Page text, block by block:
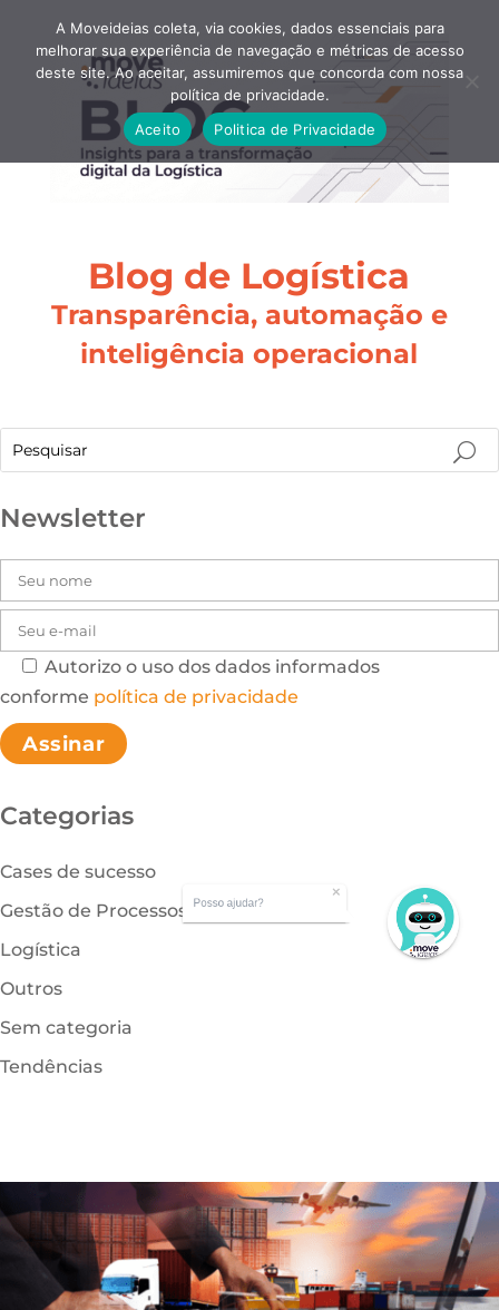
Blog de Logística
Transparência, automação e
inteligência operacional
Newsletter
Autorizo o uso dos dados informados
conforme política de privacidadePlease leave this field
Categorias
Cases de sucesso
Gestão de Processos
Logística
Outros
Sem categoria
Tendências
A Moveideias coleta, via cookies, dados essenciais para
melhorar sua experiência de navegação e métricas de acesso
deste site. Ao aceitar, assumiremos que concorda com nossa
política de privacidade.
Aceito
Politica de Privacidade